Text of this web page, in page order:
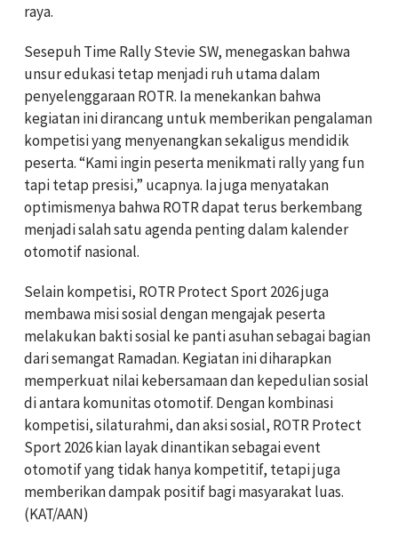
raya.
Sesepuh Time Rally Stevie SW, menegaskan bahwa
unsur edukasi tetap menjadi ruh utama dalam
penyelenggaraan ROTR. Ia menekankan bahwa
kegiatan ini dirancang untuk memberikan pengalaman
kompetisi yang menyenangkan sekaligus mendidik
peserta. “Kami ingin peserta menikmati rally yang fun
tapi tetap presisi,” ucapnya. Ia juga menyatakan
optimismenya bahwa ROTR dapat terus berkembang
menjadi salah satu agenda penting dalam kalender
otomotif nasional.
Selain kompetisi, ROTR Protect Sport 2026 juga
membawa misi sosial dengan mengajak peserta
melakukan bakti sosial ke panti asuhan sebagai bagian
dari semangat Ramadan. Kegiatan ini diharapkan
memperkuat nilai kebersamaan dan kepedulian sosial
di antara komunitas otomotif. Dengan kombinasi
kompetisi, silaturahmi, dan aksi sosial, ROTR Protect
Sport 2026 kian layak dinantikan sebagai event
otomotif yang tidak hanya kompetitif, tetapi juga
memberikan dampak positif bagi masyarakat luas.
(KAT/AAN)